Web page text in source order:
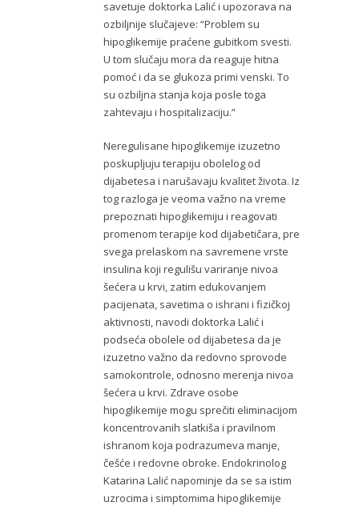
savetuje doktorka Lalić i upozorava na
ozbiljnije slučajeve: “Problem su
hipoglikemije praćene gubitkom svesti.
U tom slučaju mora da reaguje hitna
pomoć i da se glukoza primi venski. To
su ozbiljna stanja koja posle toga
zahtevaju i hospitalizaciju.”
Neregulisane hipoglikemije izuzetno
poskupljuju terapiju obolelog od
dijabetesa i narušavaju kvalitet života. Iz
tog razloga je veoma važno na vreme
prepoznati hipoglikemiju i reagovati
promenom terapije kod dijabetičara, pre
svega prelaskom na savremene vrste
insulina koji regulišu variranje nivoa
šećera u krvi, zatim edukovanjem
pacijenata, savetima o ishrani i fizičkoj
aktivnosti, navodi doktorka Lalić i
podseća obolele od dijabetesa da je
izuzetno važno da redovno sprovode
samokontrole, odnosno merenja nivoa
šećera u krvi. Zdrave osobe
hipoglikemije mogu sprečiti eliminacijom
koncentrovanih slatkiša i pravilnom
ishranom koja podrazumeva manje,
češće i redovne obroke. Endokrinolog
Katarina Lalić napominje da se sa istim
uzrocima i simptomima hipoglikemije